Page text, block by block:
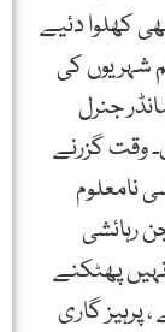
کھلوا دئیے
شہریوں کی
جنرل
وقت گزرنے
نامعلوم
رہائشی
پھٹکنے
گاری